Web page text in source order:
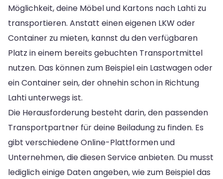
Möglichkeit, deine Möbel und Kartons nach Lahti zu
transportieren. Anstatt einen eigenen LKW oder
Container zu mieten, kannst du den verfügbaren
Platz in einem bereits gebuchten Transportmittel
nutzen. Das können zum Beispiel ein Lastwagen oder
ein Container sein, der ohnehin schon in Richtung
Lahti unterwegs ist.
Die Herausforderung besteht darin, den passenden
Transportpartner für deine Beiladung zu finden. Es
gibt verschiedene Online-Plattformen und
Unternehmen, die diesen Service anbieten. Du musst
lediglich einige Daten angeben, wie zum Beispiel das